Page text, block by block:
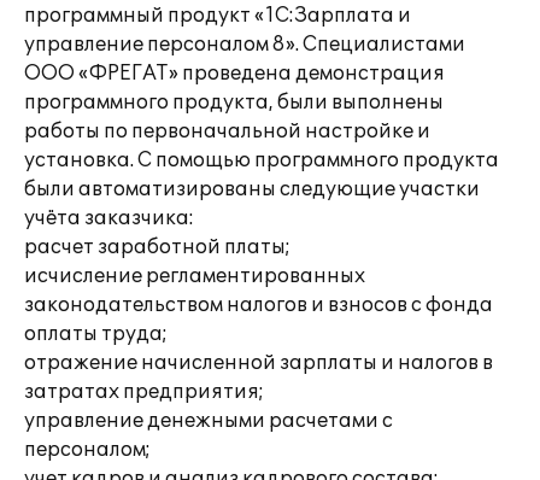
программный продукт «1С:Зарплата и
управление персоналом 8». Специалистами
ООО «ФРЕГАТ» проведена демонстрация
программного продукта, были выполнены
работы по первоначальной настройке и
установка. С помощью программного продукта
были автоматизированы следующие участки
учёта заказчика:
расчет заработной платы;
исчисление регламентированных
законодательством налогов и взносов с фонда
оплаты труда;
отражение начисленной зарплаты и налогов в
затратах предприятия;
управление денежными расчетами с
персоналом;